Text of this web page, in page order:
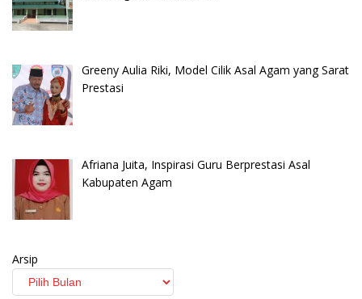
Greeny Aulia Riki, Model Cilik Asal Agam yang Sarat
Prestasi
Afriana Juita, Inspirasi Guru Berprestasi Asal
Kabupaten Agam
Arsip